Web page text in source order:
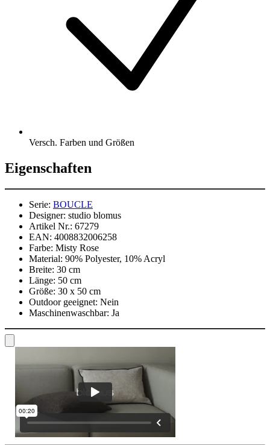
Versch. Farben und Größen
Eigenschaften
Serie: BOUCLE
Designer: studio blomus
Artikel Nr.: 67279
EAN: 4008832006258
Farbe: Misty Rose
Material: 90% Polyester, 10% Acryl
Breite: 30 cm
Länge: 50 cm
Größe: 30 x 50 cm
Outdoor geeignet: Nein
Maschinenwaschbar: Ja